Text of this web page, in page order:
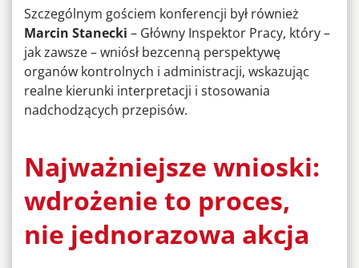
Szczególnym gościem konferencji był również
Marcin Stanecki – Główny Inspektor Pracy, który –
jak zawsze – wniósł bezcenną perspektywę
organów kontrolnych i administracji, wskazując
realne kierunki interpretacji i stosowania
nadchodzących przepisów.
Najważniejsze wnioski:
wdrożenie to proces,
nie jednorazowa akcja